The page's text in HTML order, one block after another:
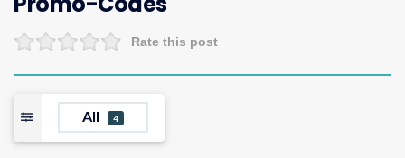
Rate this post
All 4